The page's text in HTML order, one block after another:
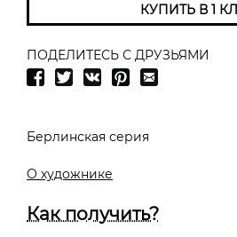
КУПИТЬ В 1
ПОДЕЛИТЕСЬ С ДРУЗЬЯМИ
Берлинская серия
О художнике
Как получить?